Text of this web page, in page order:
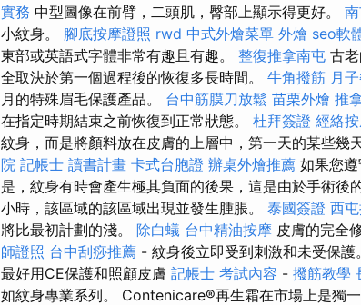
實務 中型圖像在前臂，二頭肌，臀部上顯示得更好。
小紋身。 腳底按摩證照 rwd 中式外燴菜單 外燴 seo軟
東部或英語式字體非常有趣且有趣。 整復推拿南屯 古
全取決於第一個過程後的恢復多長時間。 牛角撥筋 月
月的特殊眉毛保護產品。 台中筋膜刀放鬆 苗栗外燴 推
在指定時期結束之前恢復到正常狀態。 杜拜簽證 經絡
紋身，而是將顏料放在皮膚的上層中，第一天的某些幾
院 記帳士 讀書計畫 卡式台胞證 辦桌外燴推薦 如果您
是，紋身有時會產生極其負面的後果，這是由於手術後
小時，該區域的該區域出現並發生腫脹。 泰國簽證 西
將比最初計劃的淺。 除白蟻 台中精油按摩 皮膚的完全
師證照 台中刮痧推薦 - 紋身後立即受到刺激和未受保護
最好用CE保護和照顧皮膚 記帳士 考試內容 - 撥筋教學
如紋身專業系列。 Contenicare®再生霜在市場上是獨一